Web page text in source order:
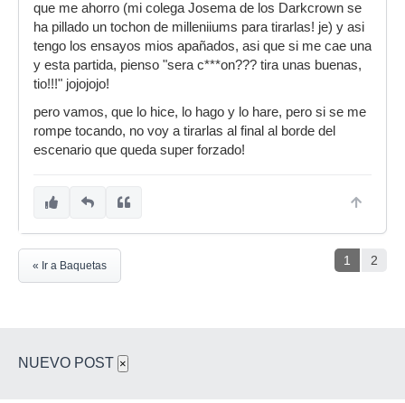
que me ahorro (mi colega Josema de los Darkcrown se
ha pillado un tochon de milleniiums para tirarlas! je) y asi
tengo los ensayos mios apañados, asi que si me cae una
y esta partida, pienso "sera c***on??? tira unas buenas,
tio!!!" jojojojo!
pero vamos, que lo hice, lo hago y lo hare, pero si se me
rompe tocando, no voy a tirarlas al final al borde del
escenario que queda super forzado!
1 2
« Ir a Baquetas
NUEVO POST ×